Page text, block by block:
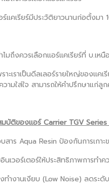
ร์แคเรียร์มีประวัติยาวนานก่อตั้งม
ไมถึงควรเลือกแอร์แคเรียร์ที่ บ.เหนื
ราะเราเป็นดีลเลอร์รายใหญ่ของแ
ามใส่ใจ สามารถให้คำปรึกษาแก่ลู
บัติของแอร์ Carrier TGV Series
สาร Aqua Resin ป้องกันการเก
นเวอร์เตอร์ให้ประสิทธิภาพการทำ
ทำงานเงียบ (Low Noise) ลดระ